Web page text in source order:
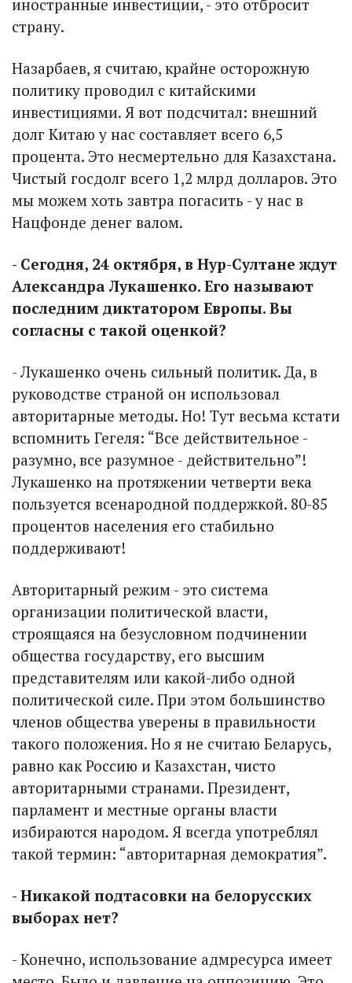
иностранные инвестиции, - это отбросит
страну.
Назарбаев, я считаю, крайне осторожную
политику проводил с китайскими
инвестициями. Я вот подсчитал: внешний
долг Китаю у нас составляет всего 6,5
процента. Это несмертельно для Казахстана.
Чистый госдолг всего 1,2 млрд долларов. Это
мы можем хоть завтра погасить - у нас в
Нацфонде денег валом.
- Сегодня, 24 октября, в Нур-Султане ждут
Александра Лукашенко. Его называют
последним диктатором Европы. Вы
согласны с такой оценкой?
- Лукашенко очень сильный политик. Да, в
руководстве страной он использовал
авторитарные методы. Но! Тут весьма кстати
вспомнить Гегеля: “Все действительное -
разумно, все разумное - действительно”!
Лукашенко на протяжении четверти века
пользуется всенародной поддержкой. 80-85
процентов населения его стабильно
поддерживают!
Авторитарный режим - это система
организации политической власти,
строящаяся на безусловном подчинении
общества государству, его высшим
представителям или какой-либо одной
политической силе. При этом большинство
членов общества уверены в правильности
такого положения. Но я не считаю Беларусь,
равно как Россию и Казахстан, чисто
авторитарными странами. Президент,
парламент и местные органы власти
избираются народом. Я всегда употреблял
такой термин: “авторитарная демократия”.
- Никакой подтасовки на белорусских
выборах нет?
- Конечно, использование адмресурса имеет